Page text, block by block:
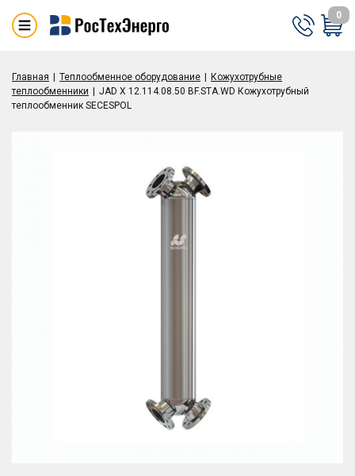
0
Главная Теплообменное оборудование
Кожухотрубные
теплообменники
JAD X 12.114.08.50 BF.STA.WD Кожухотрубный
теплообменник SECESPOL